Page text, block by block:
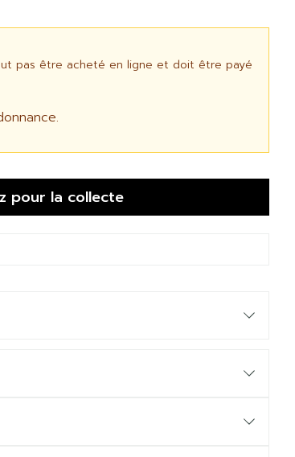
pas être acheté en ligne et doit être payé
pour la collecte